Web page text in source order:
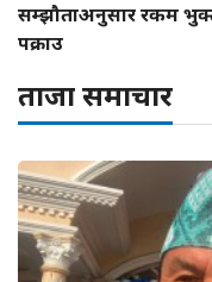
सम्झौताअनुसार रकम
पक्राउ
ताजा समाचार